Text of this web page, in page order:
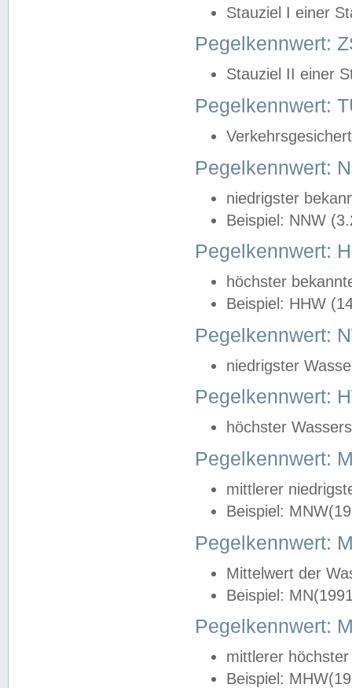
Stauziel I einer
Pegelkennwert:
Stauziel II einer
Pegelkennwert:
Pegelkennwert:
niedrigster
Beispiel: NNW
Pegelkennwert:
höchster
Beispiel: HHW
Pegelkennwert:
niedrigster
Pegelkennwert:
höchster
Pegelkennwert:
mittlerer
Beispiel:
Pegelkennwert:
Mittelwert der
Beispiel:
Pegelkennwert:
mittlerer
Beispiel: